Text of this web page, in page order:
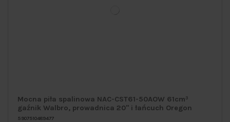
Mocna piła spalinowa NAC-CST61-50AOW 61cm³
gaźnik Walbro, prowadnica 20" i łańcuch Oregon
5907510489477